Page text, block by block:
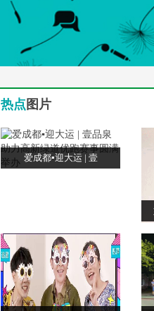
热点 图片
爱成都▪迎大运 | 壹